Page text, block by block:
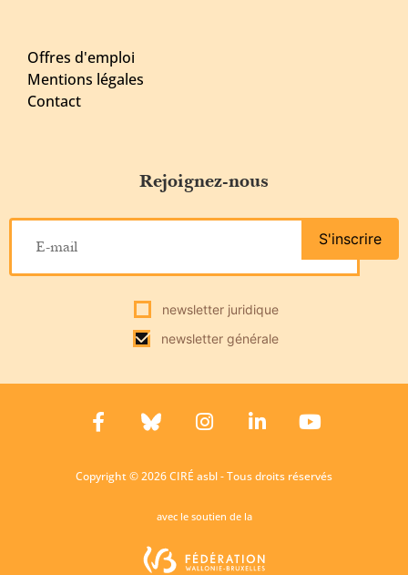
Offres d'emploi
Mentions légales
Contact
Rejoignez-nous
newsletter juridique
newsletter générale
S'inscrire
Copyright © 2026 CIRÉ asbl - Tous droits réservés
avec le soutien de la